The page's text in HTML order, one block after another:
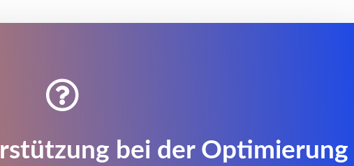

bei der Optimierung